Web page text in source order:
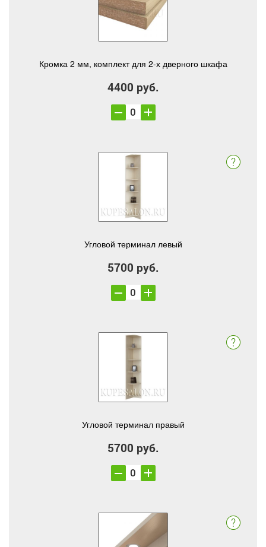
Кромка 2 мм, комплект для 2-х дверного шкафа
4400 руб.
Угловой терминал левый
5700 руб.
Угловой терминал правый
5700 руб.